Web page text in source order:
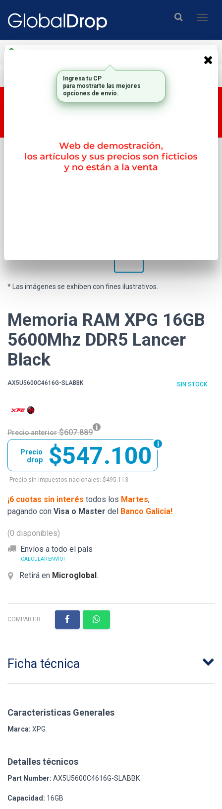
Envío gratis en compras mayores a $200.000.-
Esta tienda es una tienda DEMO, por lo tanto los
productos y su correspondiente PRECIO no son
Inicio Memorias 2memorias Valueram
* Las imágenes se exhiben con fines ilustrativos.
Memoria RAM XPG 16GB
5600Mhz DDR5 Lancer
Black
AX5U5600C4616G-SLABBK SIN STOCK
Precio anterior $607.889
$547.100
Precio
drop
Precio sin impuestos nacionales: $495.113
¡6 cuotas sin interés todos los Martes,
pagando con Visa o Master del Banco Galicia!
(0 disponibles)
Envíos a todo el país
¡CALCULAR ENVÍO!
Retirá en Microglobal.
COMPARTIR:
Ficha técnica
Caracteristicas Generales
Marca: XPG
Detalles técnicos
Part Number: AX5U5600C4616G-SLABBK
Capacidad: 16GB
Ingresa tu CP
para mostrarte las mejores
opciones de envío.